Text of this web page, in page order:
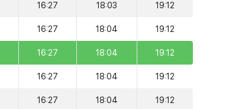
16:27 18:03 19:12
16:27 18:04 19:12
16:27 18:04 19:12
16:27 18:04 19:12
16:27 18:04 19:12